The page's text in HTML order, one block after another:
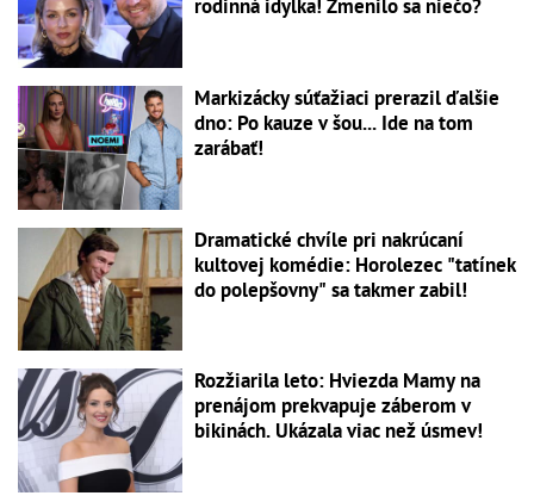
rodinná idylka! Zmenilo sa niečo?
Markizácky súťažiaci prerazil ďalšie
dno: Po kauze v šou... Ide na tom
zarábať!
Dramatické chvíle pri nakrúcaní
kultovej komédie: Horolezec "tatínek
do polepšovny" sa takmer zabil!
Rozžiarila leto: Hviezda Mamy na
prenájom prekvapuje záberom v
bikinách. Ukázala viac než úsmev!